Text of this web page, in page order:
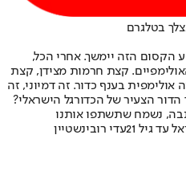
בטלגרם
הקסום הזה יימשך. אחרי הכל,
קצת חרמות מצידן, קצת
בענף כדור. זה דמיוני, זה
הדור הצעיר של הכדורגל הישראלי?
נשמח שתשתפו אותנו
עד גיל 21
עדי רובינשטיין